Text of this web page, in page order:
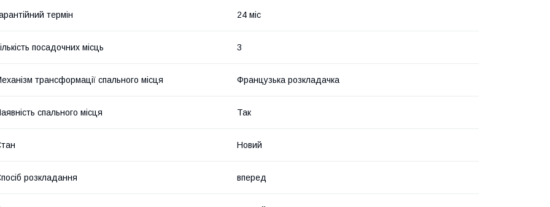
термін 24 міс
посадочних місць 3
трансформації спального місця Французька розкладачка
спального місця Так
Новий
розкладання вперед